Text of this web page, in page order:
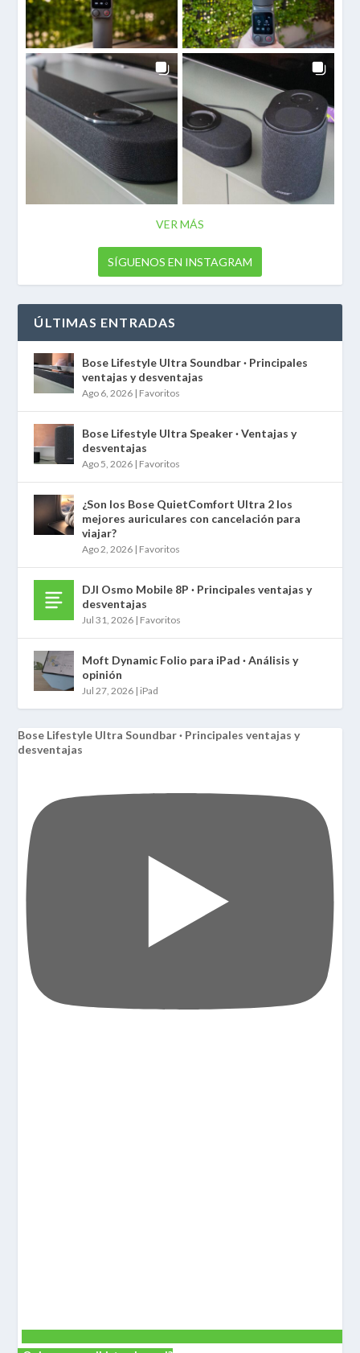
VER MÁS
SÍGUENOS EN INSTAGRAM
ÚLTIMAS ENTRADAS
Bose Lifestyle Ultra Soundbar · Principales
ventajas y desventajas
Ago 6, 2026 | Favoritos
Bose Lifestyle Ultra Speaker · Ventajas y
desventajas
Ago 5, 2026 | Favoritos
¿Son los Bose QuietComfort Ultra 2 los
mejores auriculares con cancelación para
viajar?
Ago 2, 2026 | Favoritos
DJI Osmo Mobile 8P · Principales ventajas y
desventajas
Jul 31, 2026 | Favoritos
Moft Dynamic Folio para iPad · Análisis y
opinión
Jul 27, 2026 | iPad
Bose Lifestyle Ultra Soundbar · Principales ventajas y
desventajas